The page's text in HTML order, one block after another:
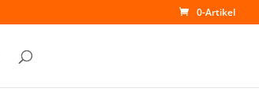
0-Artikel